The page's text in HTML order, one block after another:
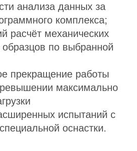
анализа данных за
комплекса;
расчёт механических
образцов по выбранной
прекращение работы
максимально
испытаний с
оснастки.